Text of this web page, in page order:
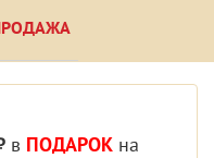
в ПОДАРОК на